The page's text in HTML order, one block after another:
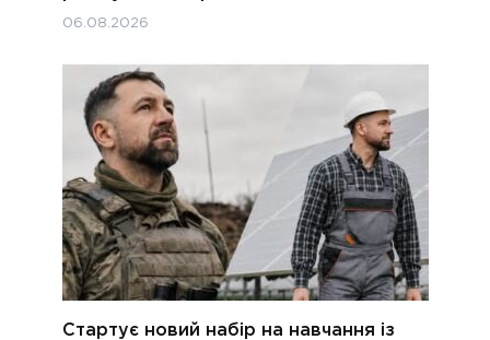
06.08.2026
Стартує новий набір на навчання із